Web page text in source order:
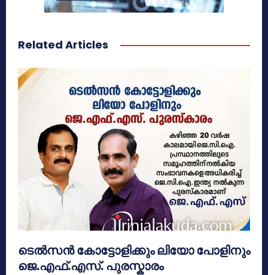
Related Articles
ടെൽസൻ കോട്ടോളിക്കും ലിയോ പോളിനും
ജെ.എഫ്.എസ്. പുരസ്കാരം